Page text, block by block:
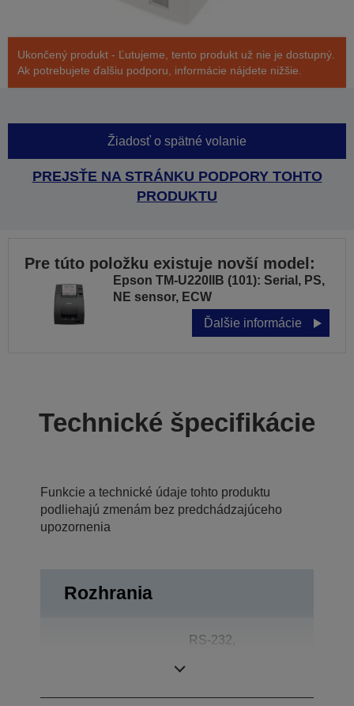
Ukončený produkt - Ľutujeme, tento produkt už nie je dostupný.
Ak potrebujete ďalšiu podporu, informácie nájdete nižšie.
Žiadosť o spätné volanie
PREJSŤE NA STRÁNKU PODPORY TOHTO
PRODUKTU
Pre túto položku existuje novší model:
Epson TM-U220IIB (101): Serial, PS,
NE sensor, ECW
Ďalšie informácie
Technické špecifikácie
Funkcie a technické údaje tohto produktu
podliehajú zmenám bez predchádzajúceho
upozornenia
Rozhrania
RS-232,